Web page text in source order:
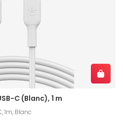
C (Blanc), 1 m
1m, Blanc